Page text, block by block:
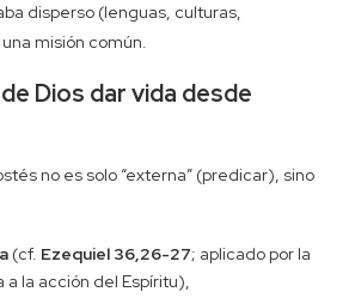
disperso (lenguas, culturas,
misión común.
Dios dar vida desde
no es solo “externa” (predicar), sino
(cf. Ezequiel 36,26-27; aplicado por la
la acción del Espíritu),